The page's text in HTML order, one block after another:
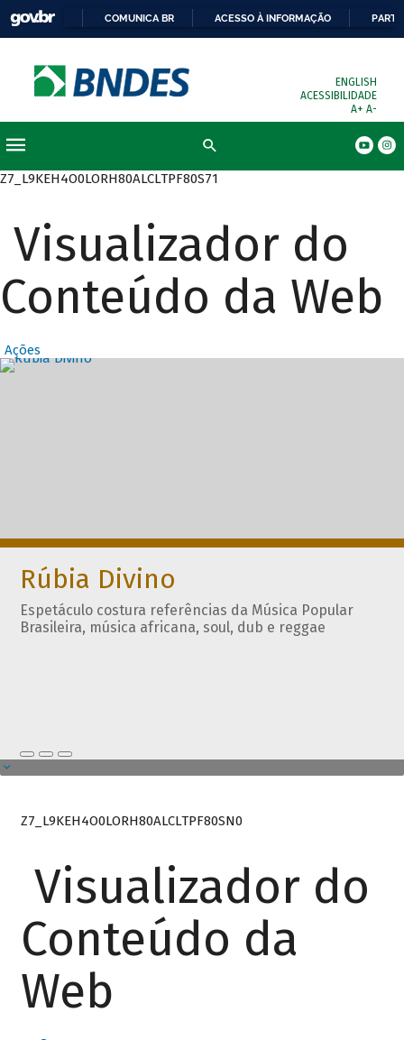
COMUNICA BR ACESSO À INFORMAÇÃO
ENGLISH
ACESSIBILIDADE
A+ A-
Z7_L9KEH4O0LORH80ALCLTPF80S71
Visualizador do
Conteúdo da Web
Ações
Destaques
Rúbia Divino
Espetáculo costura referências da Música Popular
Brasileira, música africana, soul, dub e reggae
Z7_L9KEH4O0LORH80ALCLTPF80SN0
Visualizador do
Conteúdo da
Web